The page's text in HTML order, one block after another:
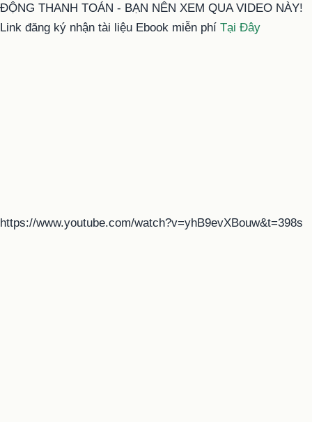
ĐỘNG THANH TOÁN - BẠN NÊN XEM QUA VIDEO NÀY!
Link đăng ký nhận tài liệu Ebook miễn phí Tại Đây
https://www.youtube.com/watch?v=yhB9evXBouw&t=398s